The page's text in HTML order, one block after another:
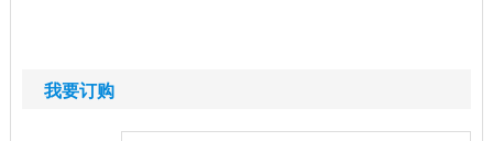
我要订购